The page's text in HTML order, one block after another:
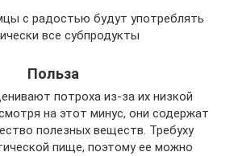
с радостью будут употреблять
все субпродукты
Польза
потроха из-за их низкой
на этот минус, они содержат
полезных веществ. Требуху
пище, поэтому ее можно